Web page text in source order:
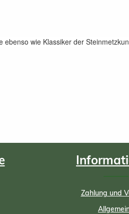
wie Klassiker der
Zahlung und